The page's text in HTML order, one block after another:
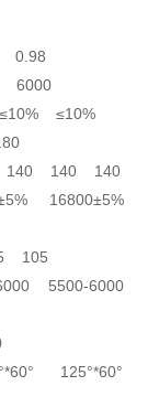
0.98
6000
≤10%
140 140 140
16800±5%
105
5500-6000
125°*60°